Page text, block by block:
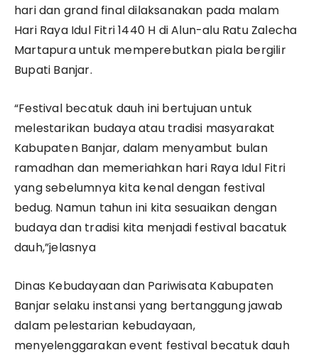
hari dan grand final dilaksanakan pada malam
Hari Raya Idul Fitri 1440 H di Alun-alu Ratu Zalecha
Martapura untuk memperebutkan piala bergilir
Bupati Banjar.
“Festival becatuk dauh ini bertujuan untuk
melestarikan budaya atau tradisi masyarakat
Kabupaten Banjar, dalam menyambut bulan
ramadhan dan memeriahkan hari Raya Idul Fitri
yang sebelumnya kita kenal dengan festival
bedug. Namun tahun ini kita sesuaikan dengan
budaya dan tradisi kita menjadi festival bacatuk
dauh,”jelasnya
Dinas Kebudayaan dan Pariwisata Kabupaten
Banjar selaku instansi yang bertanggung jawab
dalam pelestarian kebudayaan,
menyelenggarakan event festival becatuk dauh